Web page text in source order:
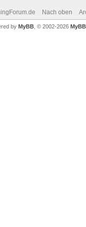
Nach oben
by MyBB, © 2002-2026